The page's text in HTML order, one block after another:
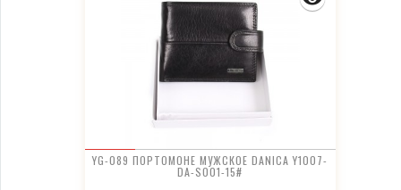
YG-089 ПОРТОМОНЕ МУЖСКОЕ DANICA Y1007-
DA-S001-15#